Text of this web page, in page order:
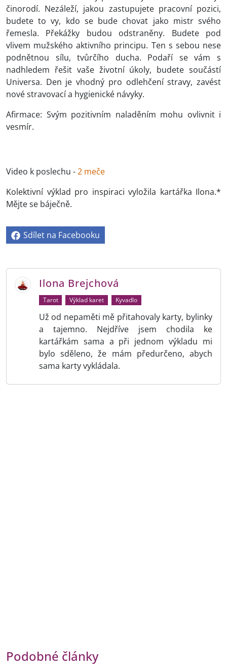
činorodí. Nezáleží, jakou zastupujete pracovní pozici,
budete to vy, kdo se bude chovat jako mistr svého
řemesla. Překážky budou odstraněny. Budete pod
vlivem mužského aktivního principu. Ten s sebou nese
podnětnou sílu, tvůrčího ducha. Podaří se vám s
nadhledem řešit vaše životní úkoly, budete součástí
Universa. Den je vhodný pro odlehčení stravy, zavést
nové stravovací a hygienické návyky.
Afirmace: Svým pozitivním naladěním mohu ovlivnit i
vesmír.
Video k poslechu -2 meče
Kolektivní výklad pro inspiraci vyložila kartářka Ilona.*
Mějte se báječně.
Sdílet na Facebooku
Ilona Brejchová
Tarot Výklad karet Kyvadlo
Už od nepaměti mě přitahovaly karty, bylinky
a tajemno. Nejdříve jsem chodila ke
kartářkám sama a při jednom výkladu mi
bylo sděleno, že mám předurčeno, abych
sama karty vykládala.
Podobné články